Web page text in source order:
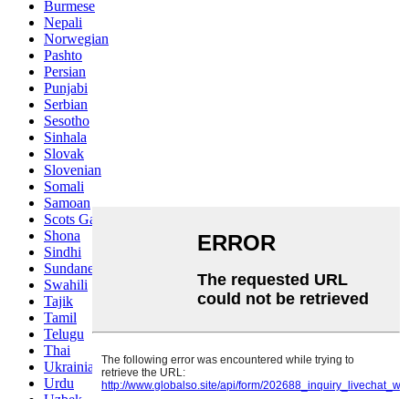
Burmese
Nepali
Norwegian
Pashto
Persian
Punjabi
Serbian
Sesotho
Sinhala
Slovak
Slovenian
Somali
Samoan
Scots Gaelic
Shona
Sindhi
Sundanese
Swahili
Tajik
Tamil
Telugu
Thai
Ukrainian
Urdu